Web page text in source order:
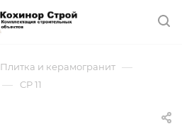
Плитка и керамогранит —
— CP 11